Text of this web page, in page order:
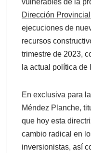
Dirección
ejecuciones de
recursos
trimestre de 2023,
la actual política de
En exclusiva para
Méndez Planche,
que hoy esta
cambio radical en
inversionistas, así